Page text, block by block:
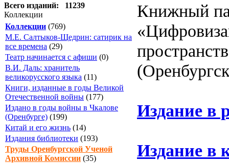
Всего изданий: 11239
Коллекции
Коллекции (769)
М.Е. Салтыков-Щедрин: сатирик на
все времена (29)
Театр начинается с афиши (0)
В.И. Даль: хранитель
великорусского языка (11)
Книги, изданные в годы Великой
Отечественной войны (177)
Издано в годы войны в Чкалове
(Оренбурге) (199)
Китай и его жизнь (14)
Издания библиотеки (193)
Труды Оренбургской Ученой
Архивной Комиссии (35)
Книжный
Издание в
Издание в